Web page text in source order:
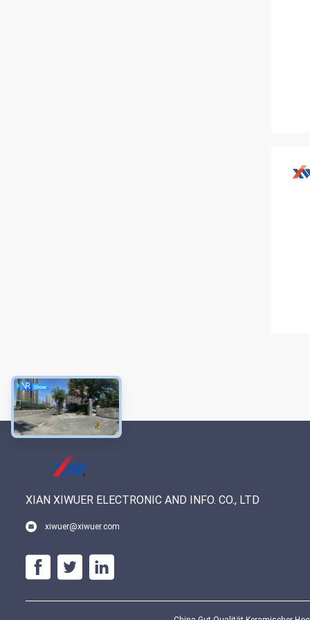
XIAN XIWUER ELECTRONIC AND INFO. CO., LTD
xiwuer@xiwuer.com